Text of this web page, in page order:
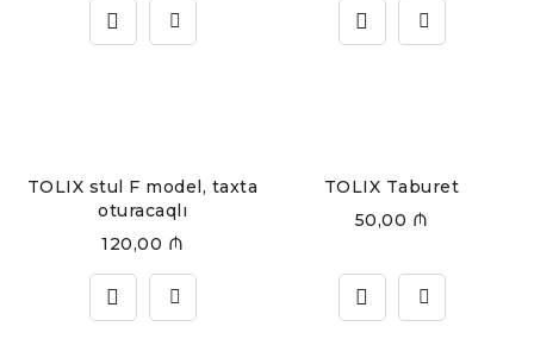
TOLIX stul F model, taxta
oturacaqlı
120,00 ₼
TOLIX Taburet
50,00 ₼